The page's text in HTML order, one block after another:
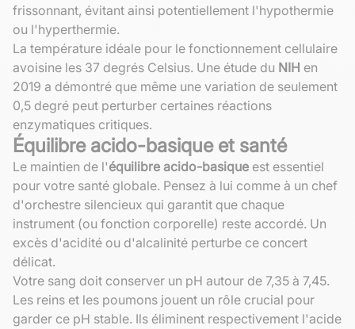
frissonnant, évitant ainsi potentiellement l'hypothermie
ou l'hyperthermie.
La température idéale pour le fonctionnement cellulaire
avoisine les 37 degrés Celsius. Une étude du NIH en
2019 a démontré que même une variation de seulement
0,5 degré peut perturber certaines réactions
enzymatiques critiques.
Équilibre acido-basique et santé
Le maintien de l'équilibre acido-basique est essentiel
pour votre santé globale. Pensez à lui comme à un chef
d'orchestre silencieux qui garantit que chaque
instrument (ou fonction corporelle) reste accordé. Un
excès d'acidité ou d'alcalinité perturbe ce concert
délicat.
Votre sang doit conserver un pH autour de 7,35 à 7,45.
Les reins et les poumons jouent un rôle crucial pour
garder ce pH stable. Ils éliminent respectivement l'acide